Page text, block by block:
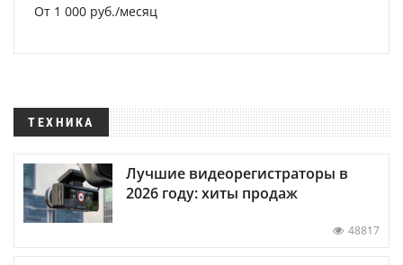
От 1 000 руб./месяц
ТЕХНИКА
Лучшие видеорегистраторы в
2026 году: хиты продаж
48817